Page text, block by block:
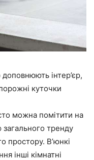
інтер’єр,
куточки
можна помітити на
загального тренду
простору. В’юнкі
інші кімнатні